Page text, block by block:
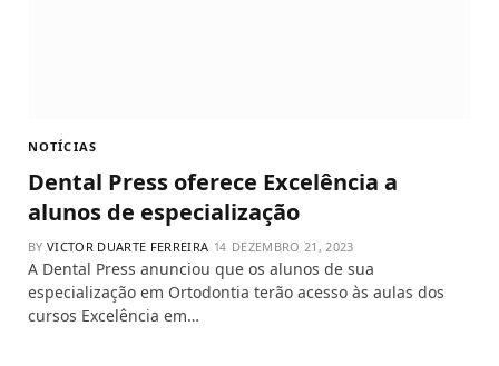
NOTÍCIAS
Dental Press oferece Excelência a
alunos de especialização
BY VICTOR DUARTE FERREIRA DEZEMBRO 21, 2023
A Dental Press anunciou que os alunos de sua
especialização em Ortodontia terão acesso às aulas dos
cursos Excelência em…